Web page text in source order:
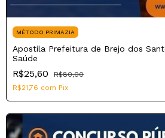
MÉTODO PRIMAZIA
Apostila Prefeitura de Brejo dos
Saúde
R$25,60
R$80,00
R$21,76 com Pix